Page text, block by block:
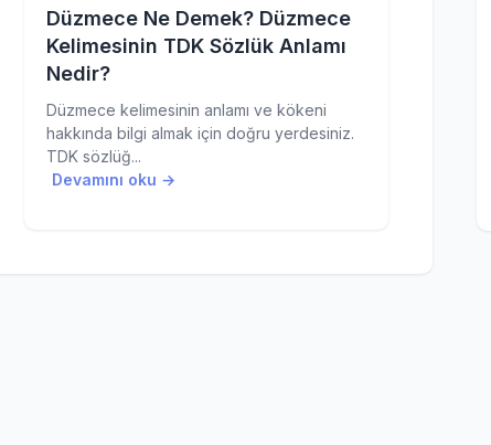
Düzmece Ne Demek? Düzmece
Kelimesinin TDK Sözlük Anlamı
Nedir?
Düzmece kelimesinin anlamı ve kökeni
hakkında bilgi almak için doğru yerdesiniz.
TDK sözlüğ...
Devamını oku →